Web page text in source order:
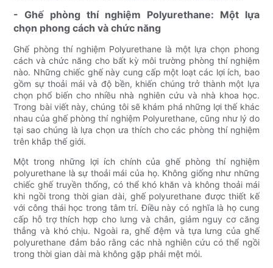
- Ghế phòng thí nghiệm Polyurethane: Một lựa
chọn phong cách và chức năng
Ghế phòng thí nghiệm Polyurethane là một lựa chọn phong
cách và chức năng cho bất kỳ môi trường phòng thí nghiệm
nào. Những chiếc ghế này cung cấp một loạt các lợi ích, bao
gồm sự thoải mái và độ bền, khiến chúng trở thành một lựa
chọn phổ biến cho nhiều nhà nghiên cứu và nhà khoa học.
Trong bài viết này, chúng tôi sẽ khám phá những lợi thế khác
nhau của ghế phòng thí nghiệm Polyurethane, cũng như lý do
tại sao chúng là lựa chọn ưa thích cho các phòng thí nghiệm
trên khắp thế giới.
Một trong những lợi ích chính của ghế phòng thí nghiệm
polyurethane là sự thoải mái của họ. Không giống như những
chiếc ghế truyền thống, có thể khó khăn và không thoải mái
khi ngồi trong thời gian dài, ghế polyurethane được thiết kế
với công thái học trong tâm trí. Điều này có nghĩa là họ cung
cấp hỗ trợ thích hợp cho lưng và chân, giảm nguy cơ căng
thẳng và khó chịu. Ngoài ra, ghế đệm và tựa lưng của ghế
polyurethane đảm bảo rằng các nhà nghiên cứu có thể ngồi
trong thời gian dài mà không gặp phải mệt mỏi.